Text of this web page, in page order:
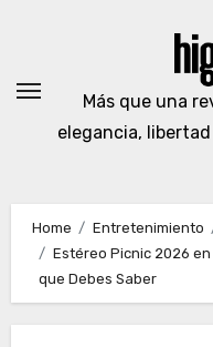
Más que una
elegancia,
Home Entretenimiento
Estéreo Picnic 2026
que Debes Saber